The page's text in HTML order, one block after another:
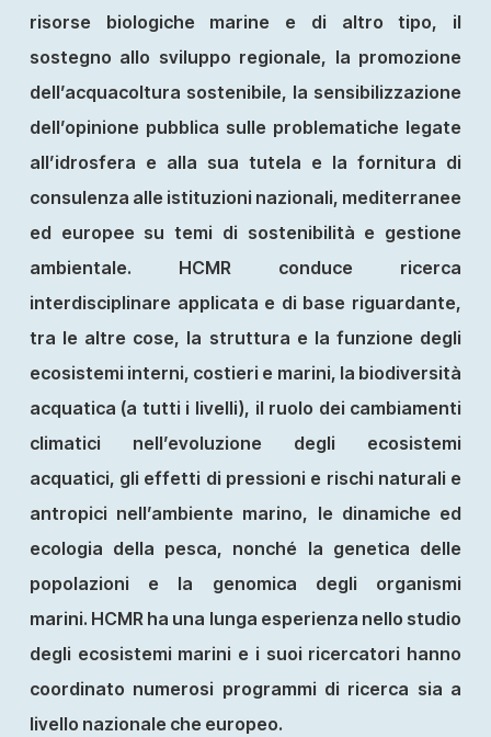
risorse biologiche marine e di altro tipo, il
sostegno allo sviluppo regionale, la promozione
dell’acquacoltura sostenibile, la sensibilizzazione
dell’opinione pubblica sulle problematiche legate
all’idrosfera e alla sua tutela e la fornitura di
consulenza alle istituzioni nazionali, mediterranee
ed europee su temi di sostenibilità e gestione
ambientale. HCMR conduce ricerca
interdisciplinare applicata e di base riguardante,
tra le altre cose, la struttura e la funzione degli
ecosistemi interni, costieri e marini, la biodiversità
acquatica (a tutti i livelli), il ruolo dei cambiamenti
climatici nell’evoluzione degli ecosistemi
acquatici, gli effetti di pressioni e rischi naturali e
antropici nell’ambiente marino, le dinamiche ed
ecologia della pesca, nonché la genetica delle
popolazioni e la genomica degli organismi
marini. HCMR ha una lunga esperienza nello studio
degli ecosistemi marini e i suoi ricercatori hanno
coordinato numerosi programmi di ricerca sia a
livello nazionale che europeo.